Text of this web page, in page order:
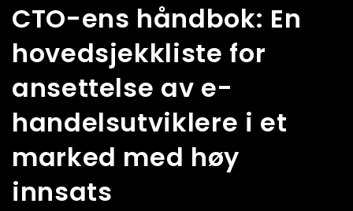
CTO-ens håndbok: En
hovedsjekkliste for
ansettelse av e-
handelsutviklere i et
marked med høy
innsats